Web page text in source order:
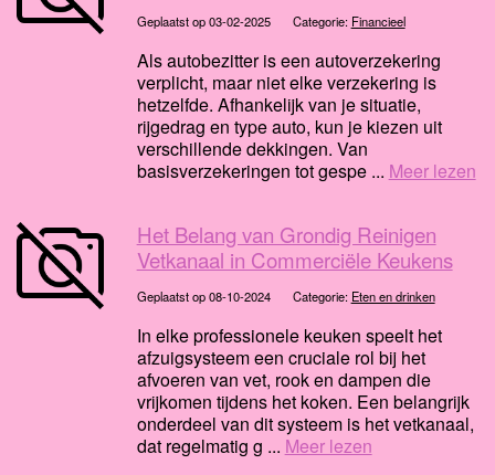
Geplaatst op 03-02-2025 Categorie: Financieel
Als autobezitter is een autoverzekering
verplicht, maar niet elke verzekering is
hetzelfde. Afhankelijk van je situatie,
rijgedrag en type auto, kun je kiezen uit
verschillende dekkingen. Van
basisverzekeringen tot gespe ... Meer lezen
Het Belang van Grondig Reinigen
Vetkanaal in Commerciële Keukens
Geplaatst op 08-10-2024 Categorie: Eten en drinken
In elke professionele keuken speelt het
afzuigsysteem een cruciale rol bij het
afvoeren van vet, rook en dampen die
vrijkomen tijdens het koken. Een belangrijk
onderdeel van dit systeem is het vetkanaal,
dat regelmatig g ... Meer lezen